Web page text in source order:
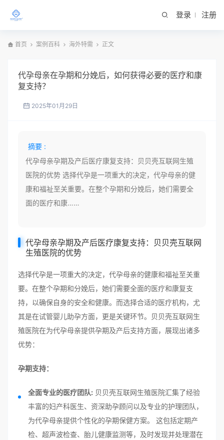
登录 注册
首页 案例百科 海外特需 正文
代孕母亲在孕期和分娩后，如何获得必要的医疗和康
复支持？
2025年01月29日
摘要 :
代孕母亲孕期及产后医疗康复支持：贝贝壳互联网生殖
医院的优势 选择代孕是一项重大的决定，代孕母亲的健
康和福祉至关重要。在整个孕期和分娩后，她们需要全
面的医疗和康……
代孕母亲孕期及产后医疗康复支持：贝贝壳互联网
生殖医院的优势
选择代孕是一项重大的决定，代孕母亲的健康和福祉至关重
要。在整个孕期和分娩后，她们需要全面的医疗和康复支
持，以确保自身的安全和健康。而选择合适的医疗机构，尤
其是在试管婴儿助孕方面，更是关键环节。贝贝壳互联网生
殖医院在为代孕母亲提供孕期及产后支持方面，展现出诸多
优势：
孕期支持：
全面专业的医疗团队: 贝贝壳互联网生殖医院汇集了经验
丰富的妇产科医生、资深助孕顾问以及专业的护理团队，
为代孕母亲提供个性化的孕期保健方案。 这包括定期产
检、超声波检查、胎儿健康监测等，及时发现并处理潜在